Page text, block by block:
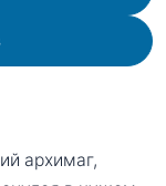
архимаг,